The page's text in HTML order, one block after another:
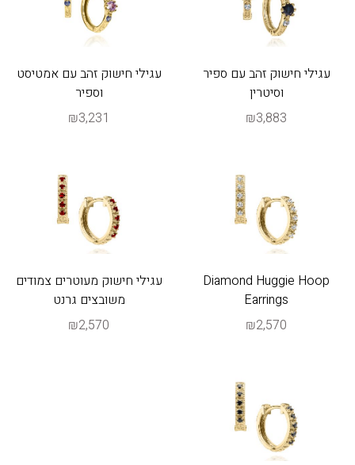
עגילי חישוק זהב עם ספיר
וסיטרין
₪3,883
עגילי חישוק זהב עם אמטיסט
וספיר
₪3,231
Diamond Huggie Hoop
Earrings
₪2,570
עגילי חישוק מעוטרים צמודים
משובצים גרנט
₪2,570